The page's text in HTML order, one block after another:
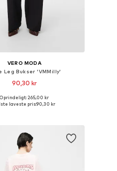
VERO MODA
Leg Bukser 'VMMilly'
90,30 kr
i mange størrelser
Oprindeligt: 265,00 kr
laveste pris:90,30 kr